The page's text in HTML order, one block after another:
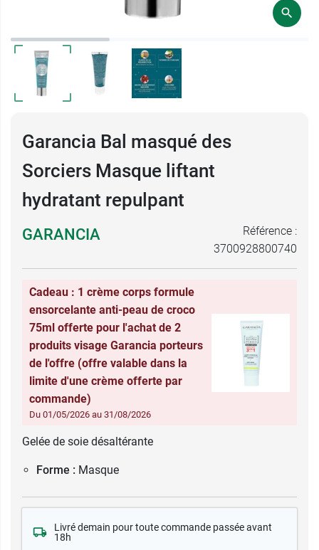
Garancia Bal masqué des
Sorciers Masque liftant
hydratant repulpant
GARANCIA
Référence :
3700928800740
Cadeau : 1 crème corps formule
ensorcelante anti-peau de croco
75ml offerte pour l'achat de 2
produits visage Garancia porteurs
de l'offre (offre valable dans la
limite d'une crème offerte par
commande)
Du 01/05/2026 au 31/08/2026
Gelée de soie désaltérante
Forme : Masque
Livré demain pour toute commande passée avant
18h